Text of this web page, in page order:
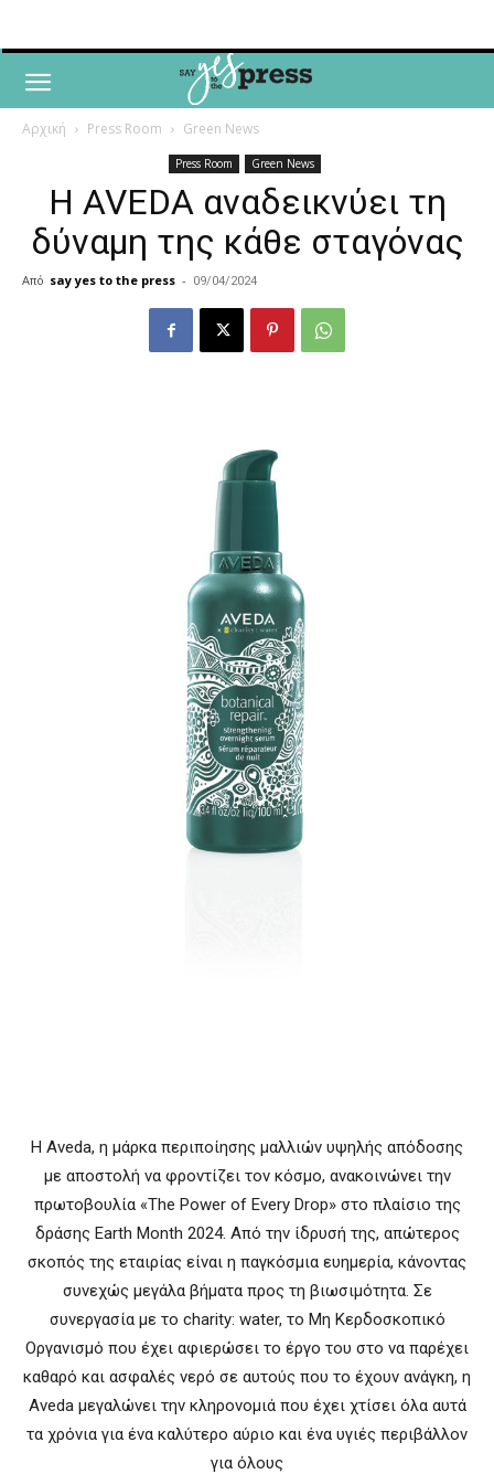
Αρχική Press Room Green News
Press Room Green News
Η AVEDA αναδεικνύει τη
δύναμη της κάθε σταγόνας
Από say yes to the press - 09/04/2024
Η Aveda, η μάρκα περιποίησης μαλλιών υψηλής απόδοσης
με αποστολή να φροντίζει τον κόσμο, ανακοινώνει την
πρωτοβουλία «The Power of Every Drop» στο πλαίσιο της
δράσης Earth Month 2024. Από την ίδρυσή της, απώτερος
σκοπός της εταιρίας είναι η παγκόσμια ευημερία, κάνοντας
συνεχώς μεγάλα βήματα προς τη βιωσιμότητα. Σε
συνεργασία με το charity: water, το Μη Κερδοσκοπικό
Οργανισμό που έχει αφιερώσει το έργο του στο να παρέχει
καθαρό και ασφαλές νερό σε αυτούς που το έχουν ανάγκη, η
Aveda μεγαλώνει την κληρονομιά που έχει χτίσει όλα αυτά
τα χρόνια για ένα καλύτερο αύριο και ένα υγιές περιβάλλον
για όλους